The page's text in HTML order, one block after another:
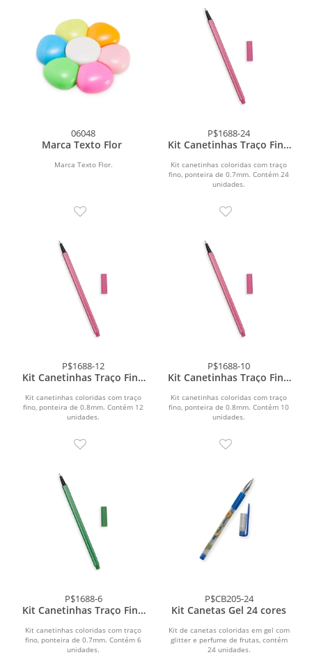
06048
Marca Texto Flor
Marca Texto Flor.
P$1688-24
Kit Canetinhas Traço Fino
Kit canetinhas coloridas com traço
fino, ponteira de 0.7mm. Contém 24
unidades.
P$1688-12
Kit Canetinhas Traço Fino
Kit canetinhas coloridas com traço
fino, ponteira de 0.8mm. Contém 12
unidades.
P$1688-10
Kit Canetinhas Traço Fino
Kit canetinhas coloridas com traço
fino, ponteira de 0.8mm. Contém 10
unidades.
P$1688-6
Kit Canetinhas Traço Fino
Kit canetinhas coloridas com traço
fino, ponteira de 0.7mm. Contém 6
unidades.
P$CB205-24
Kit Canetas Gel 24 cores
Kit de canetas coloridas em gel com
glitter e perfume de frutas, contém
24 unidades.